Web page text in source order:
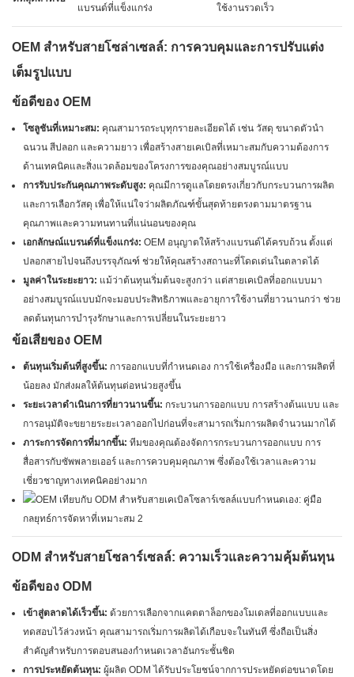
แบรนด์ที่แข็งแกร่ง
ใช้งานรวดเร็ว
OEM สำหรับสายโซล่าเซลล์: การควบคุมและการปรับแต่ง
เต็มรูปแบบ
ข้อดีของ OEM
โซลูชันที่เหมาะสม: คุณสามารถระบุทุกรายละเอียดได้ เช่น วัสดุ ขนาดตัวนำ
ฉนวน สีปลอก และความยาว เพื่อสร้างสายเคเบิลที่เหมาะสมกับความต้องการ
ด้านเทคนิคและสิ่งแวดล้อมของโครงการของคุณอย่างสมบูรณ์แบบ
การรับประกันคุณภาพระดับสูง: คุณมีการดูแลโดยตรงเกี่ยวกับกระบวนการผลิต
และการเลือกวัสดุ เพื่อให้แน่ใจว่าผลิตภัณฑ์ขั้นสุดท้ายตรงตามมาตรฐาน
คุณภาพและความทนทานที่แน่นอนของคุณ
เอกลักษณ์แบรนด์ที่แข็งแกร่ง: OEM อนุญาตให้สร้างแบรนด์ได้ครบถ้วน ตั้งแต่
ปลอกสายไปจนถึงบรรจุภัณฑ์ ช่วยให้คุณสร้างสถานะที่โดดเด่นในตลาดได้
มูลค่าในระยะยาว: แม้ว่าต้นทุนเริ่มต้นจะสูงกว่า แต่สายเคเบิลที่ออกแบบมา
อย่างสมบูรณ์แบบมักจะมอบประสิทธิภาพและอายุการใช้งานที่ยาวนานกว่า ช่วย
ลดต้นทุนการบำรุงรักษาและการเปลี่ยนในระยะยาว
ข้อเสียของ OEM
ต้นทุนเริ่มต้นที่สูงขึ้น: การออกแบบที่กำหนดเอง การใช้เครื่องมือ และการผลิตที่
น้อยลง มักส่งผลให้ต้นทุนต่อหน่วยสูงขึ้น
ระยะเวลาดำเนินการที่ยาวนานขึ้น: กระบวนการออกแบบ การสร้างต้นแบบ และ
การอนุมัติจะขยายระยะเวลาออกไปก่อนที่จะสามารถเริ่มการผลิตจำนวนมากได้
ภาระการจัดการที่มากขึ้น: ทีมของคุณต้องจัดการกระบวนการออกแบบ การ
สื่อสารกับซัพพลายเออร์ และการควบคุมคุณภาพ ซึ่งต้องใช้เวลาและความ
เชี่ยวชาญทางเทคนิคอย่างมาก
ODM สำหรับสายโซลาร์เซลล์: ความเร็วและความคุ้มต้นทุน
ข้อดีของ ODM
เข้าสู่ตลาดได้เร็วขึ้น: ด้วยการเลือกจากแคตตาล็อกของโมเดลที่ออกแบบและ
ทดสอบไว้ล่วงหน้า คุณสามารถเริ่มการผลิตได้เกือบจะในทันที ซึ่งถือเป็นสิ่ง
สำคัญสำหรับการตอบสนองกำหนดเวลาอันกระชั้นชิด
การประหยัดต้นทุน: ผู้ผลิต ODM ได้รับประโยชน์จากการประหยัดต่อขนาดโดย